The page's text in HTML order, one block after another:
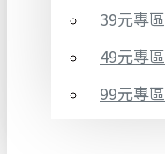
39元專區
49元專區
99元專區